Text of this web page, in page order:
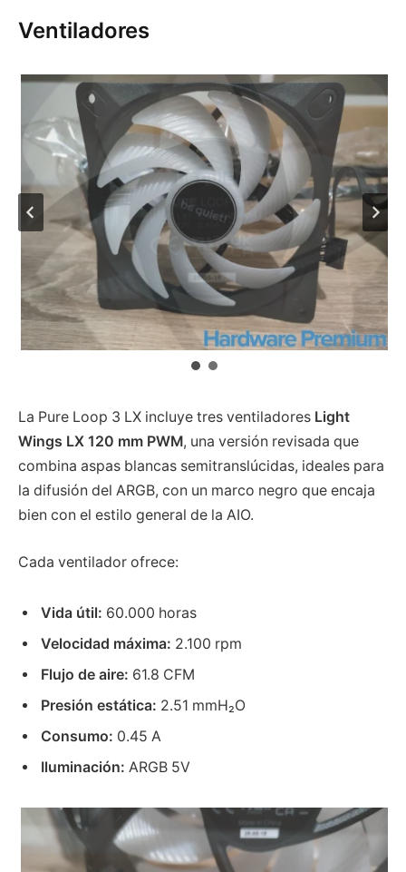
Ventiladores
La Pure Loop 3 LX incluye tres ventiladores Light
Wings LX 120 mm PWM, una versión revisada que
combina aspas blancas semitranslúcidas, ideales para
la difusión del ARGB, con un marco negro que encaja
bien con el estilo general de la AIO.
Cada ventilador ofrece:
Vida útil: 60.000 horas
Velocidad máxima: 2.100 rpm
Flujo de aire: 61.8 CFM
Presión estática: 2.51 mmH₂O
Consumo: 0.45 A
Iluminación: ARGB 5V